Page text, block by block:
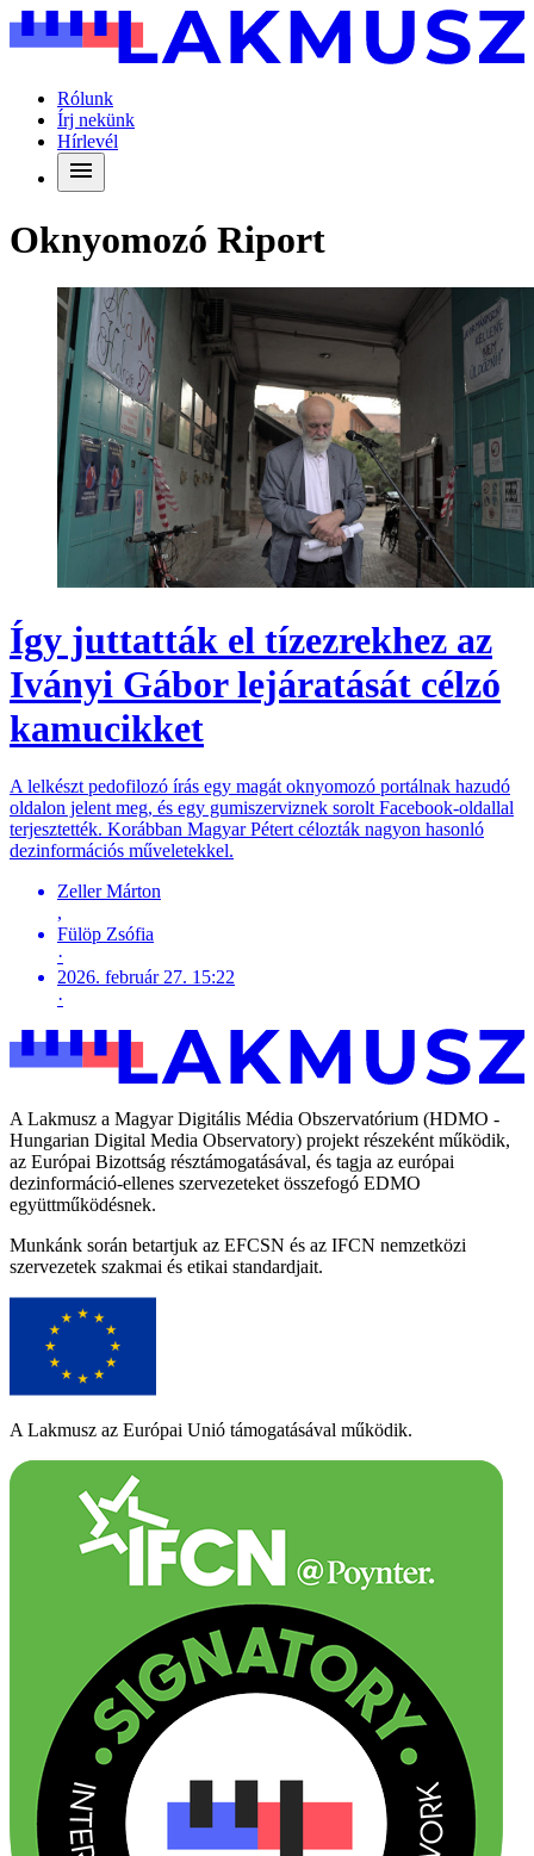
Rólunk
Írj nekünk
Hírlevél
Oknyomozó Riport
Így juttatták el tízezrekhez az
Iványi Gábor lejáratását célzó
kamucikket
A lelkészt pedofilozó írás egy magát oknyomozó portálnak hazudó
oldalon jelent meg, és egy gumiszerviznek sorolt Facebook-oldallal
terjesztették. Korábban Magyar Pétert célozták nagyon hasonló
dezinformációs műveletekkel.
Zeller Márton
,
Fülöp Zsófia
·
2026. február 27. 15:22
·
A Lakmusz a Magyar Digitális Média Obszervatórium (HDMO -
Hungarian Digital Media Observatory) projekt részeként működik,
az Európai Bizottság résztámogatásával, és tagja az európai
dezinformáció-ellenes szervezeteket összefogó EDMO
együttműködésnek.
Munkánk során betartjuk az EFCSN és az IFCN nemzetközi
szervezetek szakmai és etikai standardjait.
A Lakmusz az Európai Unió támogatásával működik.